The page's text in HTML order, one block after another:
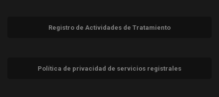
Registro de Actividades de Tratamiento
Política de privacidad de servicios registrales